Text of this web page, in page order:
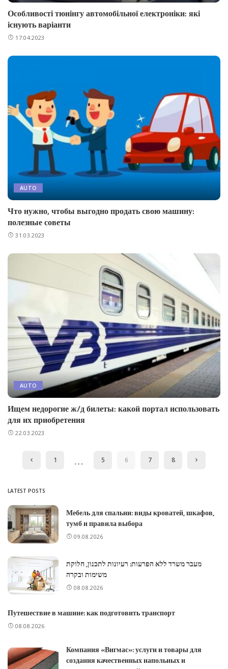
Особливості тюнінгу автомобільної електроніки: які
існують варіанти
17.04.2023
AUTO
Что нужно, чтобы выгодно продать свою машину:
полезные советы
31.03.2023
AUTO
Ищем недорогие ж/д билеты: какой портал использовать
для их приобретения
22.03.2023
1 … 5 6 7 8
LATEST POSTS
Мебель для спальни: виды кроватей, шкафов,
тумб и правила выбора
09.08.2026
מעבר משרד ללא הפרעות: רעיונות לתכנון, חלוקת
משימות ובקרה
08.08.2026
Путешествие в машине: как подготовить транспорт
08.08.2026
Компания «Вигмас»: услуги и товары для
создания качественных напольных и